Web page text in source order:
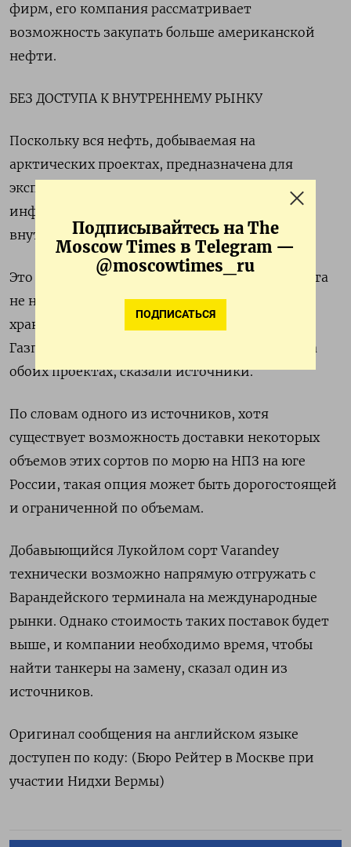
Подписывайтесь на The
Moscow Times в Telegram —
@moscowtimes_ru
ПОДПИСАТЬСЯ
фирм, его компания рассматривает
возможность закупать больше американской
нефти.
БЕЗ ДОСТУПА К ВНУТРЕННЕМУ РЫНКУ
Поскольку вся нефть, добываемая на
арктических проектах, предназначена для
экспорта, нет никакой логистической
инфраструктуры для ее подачи в российскую
внутреннюю систему нефтепроводов.
Это означает, что если покупатели на эти сорта
не найдутся, добываемую нефть придется
хранить в плавучих хранилищах, либо
Газпромнефти придется сократить добычу на
обоих проектах, сказали источники.
По словам одного из источников, хотя
существует возможность доставки некоторых
объемов этих сортов по морю на НПЗ на юге
России, такая опция может быть дорогостоящей
и ограниченной по объемам.
Добавыющийся Лукойлом сорт Varandey
технически возможно напрямую отгружать с
Варандейского терминала на международные
рынки. Однако стоимость таких поставок будет
выше, и компании необходимо время, чтобы
найти танкеры на замену, сказал один из
источников.
Оригинал сообщения на английском языке
доступен по коду: (Бюро Рейтер в Москве при
участии Нидхи Вермы)